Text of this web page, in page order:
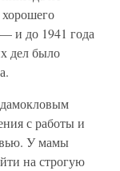
хорошего
и до 1941 года
дел было
с работы и
У мамы
на строгую